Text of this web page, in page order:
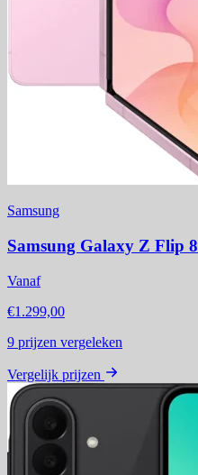
Samsung
Samsung Galaxy Z Flip 8
Vanaf
€1.299,00
9 prijzen vergeleken
Vergelijk prijzen